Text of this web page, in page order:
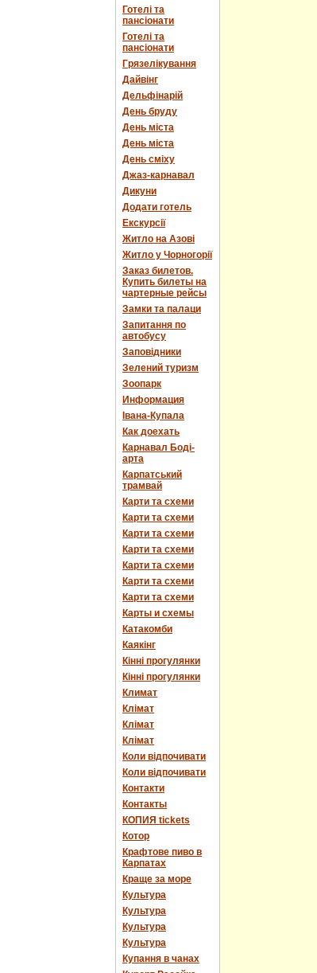
Готелі та
пансіонати
Готелі та
пансіонати
Грязелікування
Дайвінг
Дельфінарій
День бруду
День міста
День міста
День сміху
Джаз-карнавал
Дикуни
Додати готель
Екскурсії
Житло на Азові
Житло у Чорногорії
Заказ билетов.
Купить билеты на
чартерные рейсы
Замки та палаци
Запитання по
автобусу
Заповідники
Зелений туризм
Зоопарк
Информация
Івана-Купала
Как доехать
Карнавал Боді-
арта
Карпатський
трамвай
Карти та схеми
Карти та схеми
Карти та схеми
Карти та схеми
Карти та схеми
Карти та схеми
Карти та схеми
Карты и схемы
Катакомби
Каякінг
Кінні прогулянки
Кінні прогулянки
Климат
Клімат
Клімат
Клімат
Коли відпочивати
Коли відпочивати
Контакти
Контакты
КОПИЯ tickets
Котор
Крафтове пиво в
Карпатах
Краще за море
Культура
Культура
Культура
Культура
Купання в чанах